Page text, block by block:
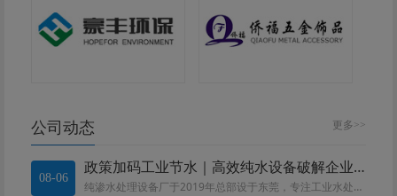
更多>>
公司动态
08-06
政策加码工业节水｜高效纯水设备破解企业合规与降本双重难题
纯渗水处理设备厂于2019年总部设于东莞，专注工业水处理设备。深耕电镀、线路板、化工、食品、医药领域。团队精通 RO、EDI、MBR 等工艺，提供水质勘测、设备定制、运维一站式服务，全流程严控品质，依托莞惠中河四大基地就...